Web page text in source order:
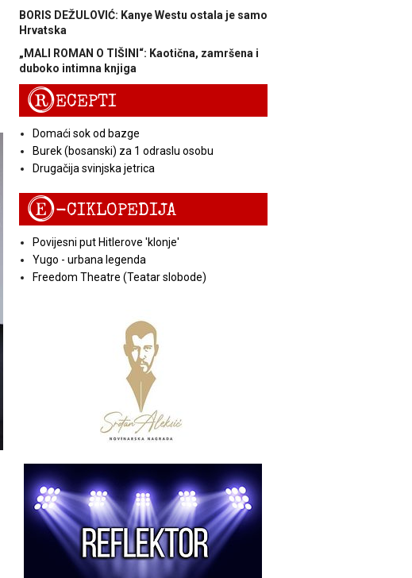
BORIS DEŽULOVIĆ: Kanye Westu ostala je samo
Hrvatska
„MALI ROMAN O TIŠINI“: Kaotična, zamršena i
duboko intimna knjiga
RECEPTI
Domaći sok od bazge
Burek (bosanski) za 1 odraslu osobu
Drugačija svinjska jetrica
E-CIKLOPEDIJA
Povijesni put Hitlerove 'klonje'
Yugo - urbana legenda
Freedom Theatre (Teatar slobode)